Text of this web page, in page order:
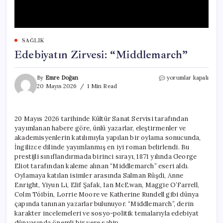
SAĞLIK
Edebiyatın Zirvesi: “Middlemarch”
By Emre Doğan
20 Mayıs 2026
1 Min Read
Edebiyatın
yorumlar kapalı
20 Mayıs 2026 tarihinde Kültür Sanat Servisi tarafından
yayımlanan habere göre, ünlü yazarlar, eleştirmenler ve
akademisyenlerin katılımıyla yapılan bir oylama sonucunda,
İngilizce dilinde yayımlanmış en iyi roman belirlendi. Bu
prestijli sınıflandırmada birinci sırayı, 1871 yılında George
Eliot tarafından kaleme alınan “Middlemarch” eseri aldı.
Oylamaya katılan isimler arasında Salman Rüşdi, Anne
Enright, Yiyun Li, Elif Şafak, Ian McEwan, Maggie O’Farrell,
Colm Tóibín, Lorrie Moore ve Katherine Rundell gibi dünya
çapında tanınan yazarlar bulunuyor. “Middlemarch”, derin
karakter incelemeleri ve sosyo-politik temalarıyla edebiyat